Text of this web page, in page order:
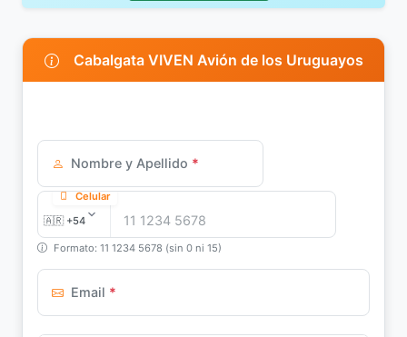
Cabalgata VIVEN Avión de los Uruguayos
Nombre y Apellido *
Celular
Formato: 11 1234 5678 (sin 0 ni 15)
Email *